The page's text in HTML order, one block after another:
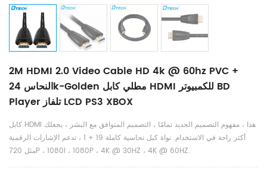
2M HDMI 2.0 Video Cable HD 4k @ 60hz PVC +
النحاس 24k-Golden مطلي كابل HDMI للكمبيوتر BD
Player تلفاز LCD PS3 XBOX
كابل HDMI هذا ، مفهوم التصميم الجديد تمامًا ، التصميم المتوافق مع البشر ، يجعلك
أكثر راحة في الاستخدام. نواة كبل نحاسية كاملة 19 + 1 ، تدعم الإشارات الرقمية
مثل 720P ، 1080I ، 1080P ، 4K @ 30HZ ، 4K @ 60HZ.